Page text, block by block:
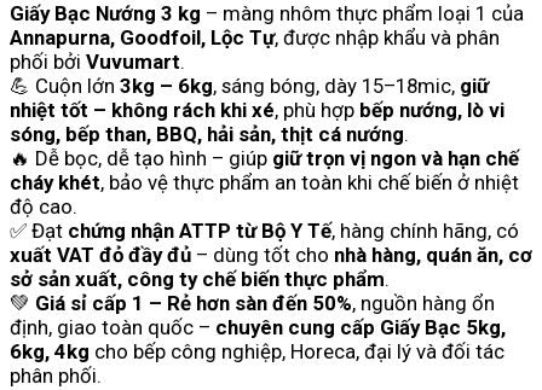
Giấy Bạc Nướng 3 kg – màng nhôm thực phẩm loại 1 của
Annapurna, Goodfoil, Lộc Tự, được nhập khẩu và phân
phối bởi Vuvumart.
💪 Cuộn lớn 3kg – 6kg, sáng bóng, dày 15–18mic, giữ
nhiệt tốt – không rách khi xé, phù hợp bếp nướng, lò vi
sóng, bếp than, BBQ, hải sản, thịt cá nướng.
🔥 Dễ bọc, dễ tạo hình – giúp giữ trọn vị ngon và hạn chế
cháy khét, bảo vệ thực phẩm an toàn khi chế biến ở nhiệt
độ cao.
✅ Đạt chứng nhận ATTP từ Bộ Y Tế, hàng chính hãng, có
xuất VAT đỏ đầy đủ – dùng tốt cho nhà hàng, quán ăn, cơ
sở sản xuất, công ty chế biến thực phẩm.
💚 Giá sỉ cấp 1 – Rẻ hơn sàn đến 50%, nguồn hàng ổn
định, giao toàn quốc – chuyên cung cấp Giấy Bạc 5kg,
6kg, 4kg cho bếp công nghiệp, Horeca, đại lý và đối tác
phân phối.